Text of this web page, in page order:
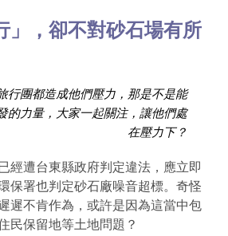
」，卻不對砂石場有所
行團都造成他們壓力，那是不是能
的力量，大家一起關注，讓他們處
在壓力下？
經遭台東縣政府判定違法，應立即
保署也判定砂石廠噪音超標。奇怪
遲不肯作為，或許是因為這當中包
民保留地等土地問題？